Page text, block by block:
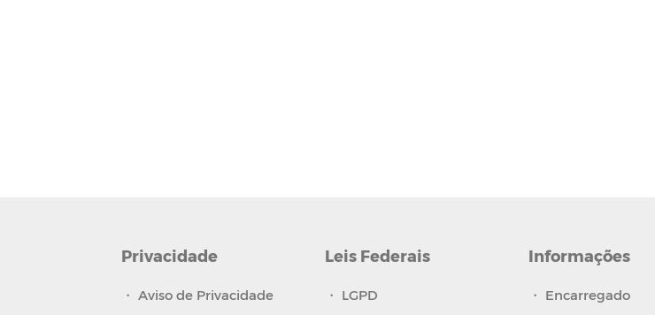
Privacidade
・ Aviso de Privacidade
Leis Federais
・ LGPD
Informações
・ Encarregado